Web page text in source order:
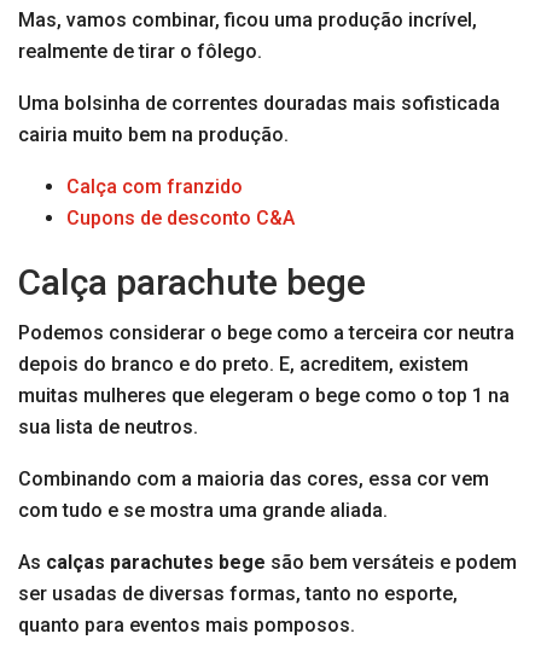
Mas, vamos combinar, ficou uma produção incrível,
realmente de tirar o fôlego.
Uma bolsinha de correntes douradas mais sofisticada
cairia muito bem na produção.
Calça com franzido
Cupons de desconto C&A
Calça parachute bege
Podemos considerar o bege como a terceira cor neutra
depois do branco e do preto. E, acreditem, existem
muitas mulheres que elegeram o bege como o top 1 na
sua lista de neutros.
Combinando com a maioria das cores, essa cor vem
com tudo e se mostra uma grande aliada.
As calças parachutes bege são bem versáteis e podem
ser usadas de diversas formas, tanto no esporte,
quanto para eventos mais pomposos.